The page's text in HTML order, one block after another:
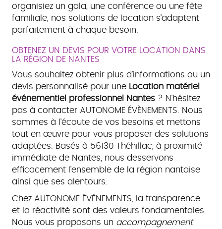
organisiez un gala, une conférence ou une fête
familiale, nos solutions de location s'adaptent
parfaitement à chaque besoin.
OBTENEZ UN DEVIS POUR VOTRE LOCATION DANS
LA RÉGION DE NANTES
Vous souhaitez obtenir plus d'informations ou un
devis personnalisé pour une Location matériel
événementiel professionnel Nantes? N'hésitez
pas à contacter AUTONOME ÉVÈNEMENTS. Nous
sommes à l'écoute de vos besoins et mettons
tout en œuvre pour vous proposer des solutions
adaptées. Basés à 56130 Théhillac, à proximité
immédiate de Nantes, nous desservons
efficacement l'ensemble de la région nantaise
ainsi que ses alentours.
Chez AUTONOME ÉVÈNEMENTS, la transparence
et la réactivité sont des valeurs fondamentales.
Nous vous proposons un accompagnement